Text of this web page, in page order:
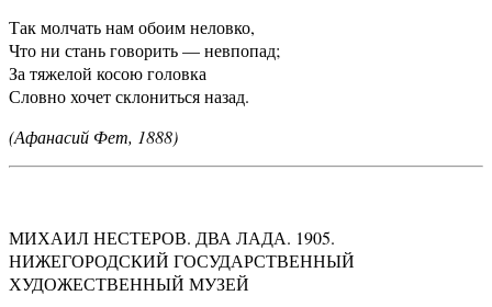
Так молчать нам обоим неловко,
Что ни стань говорить — невпопад;
За тяжелой косою головка
Словно хочет склониться назад.
(Афанасий Фет, 1888)
МИХАИЛ НЕСТЕРОВ. ДВА ЛАДА. 1905.
НИЖЕГОРОДСКИЙ ГОСУДАРСТВЕННЫЙ
ХУДОЖЕСТВЕННЫЙ МУЗЕЙ